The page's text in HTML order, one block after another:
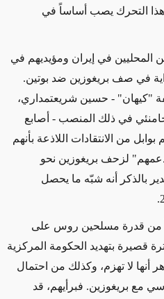
التحرك يصب أساساً في
المحليين في إيران ومؤيديهم في
في صف بريغوزين ضد بوتين.
"كيهان" - حسين شريعتمداري،
في ذلك المنصب - أصابع
من الانتقادات اللاذعة بأنهم
لزحف بريغوزين نحو
بالذكر أنه شبّه ما يحصل
من قدرة مسلحين روس على
قصيرة بتهديد الحكومة المركزية
أنها لا تهزم، وكذلك من احتمال
مع بريغوزين. فبرأيهم، قد